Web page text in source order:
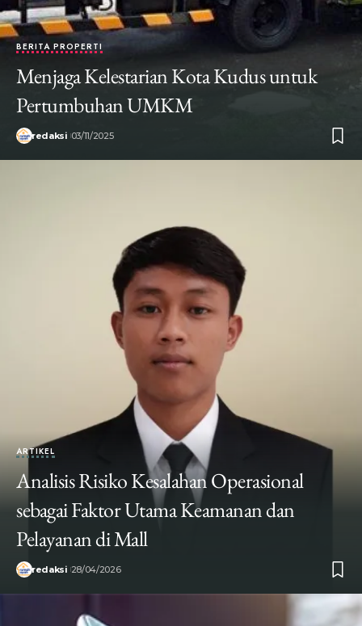
BERITA PROPERTI
Menjaga Kelestarian Kota Kudus untuk
Pertumbuhan UMKM
redaksi 03/11/2025
ARTIKEL
Analisis Risiko Kesalahan Operasional
sebagai Faktor Utama Keamanan dan
Pelayanan di Mall
redaksi 28/04/2026